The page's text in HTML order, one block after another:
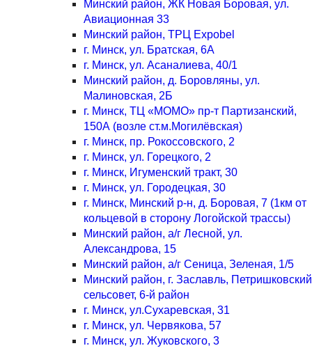
Минский район, ЖК Новая Боровая, ул.
Авиационная 33
Минский район, ТРЦ Expobel
г. Минск, ул. Братская, 6А
г. Минск, ул. Асаналиева, 40/1
Минский район, д. Боровляны, ул.
Малиновская, 2Б
г. Минск, ТЦ «МОМО» пр-т Партизанский,
150А (возле ст.м.Могилёвская)
г. Минск, пр. Рокоссовского, 2
г. Минск, ул. Горецкого, 2
г. Минск, Игуменский тракт, 30
г. Минск, ул. Городецкая, 30
г. Минск, Минский р-н, д. Боровая, 7 (1км от
кольцевой в сторону Логойской трассы)
Минский район, а/г Лесной, ул.
Александрова, 15
Минский район, а/г Сеница, Зеленая, 1/5
Минский район, г. Заславль, Петришковский
сельсовет, 6-й район
г. Минск, ул.Сухаревская, 31
г. Минск, ул. Червякова, 57
г. Минск, ул. Жуковского, 3